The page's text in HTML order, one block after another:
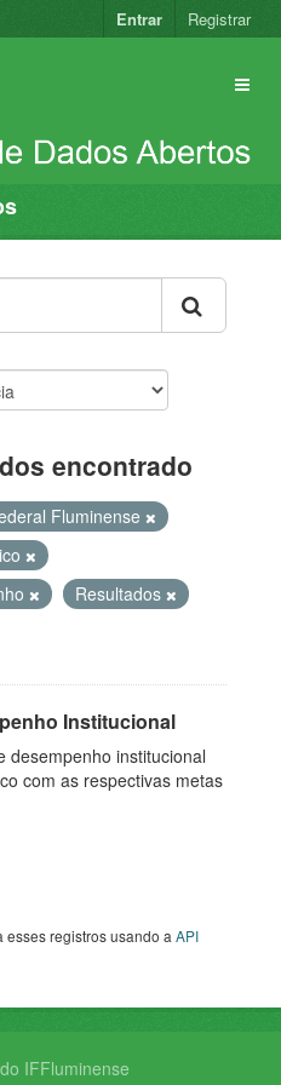
Entrar Registrar
encontrado
Fluminense
Resultados
Institucional
desempenho institucional
com as respectivas metas
esses registros usando aAPI
IFFluminense